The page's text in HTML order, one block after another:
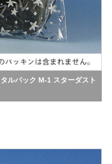
ルパック M-1 スターダスト